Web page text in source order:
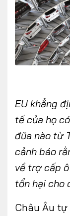
Facebook
CONTACT
EU khẳng
tế của họ
đũa nào từ
cảnh báo
về trợ cấp
tổn hại cho
Châu Âu